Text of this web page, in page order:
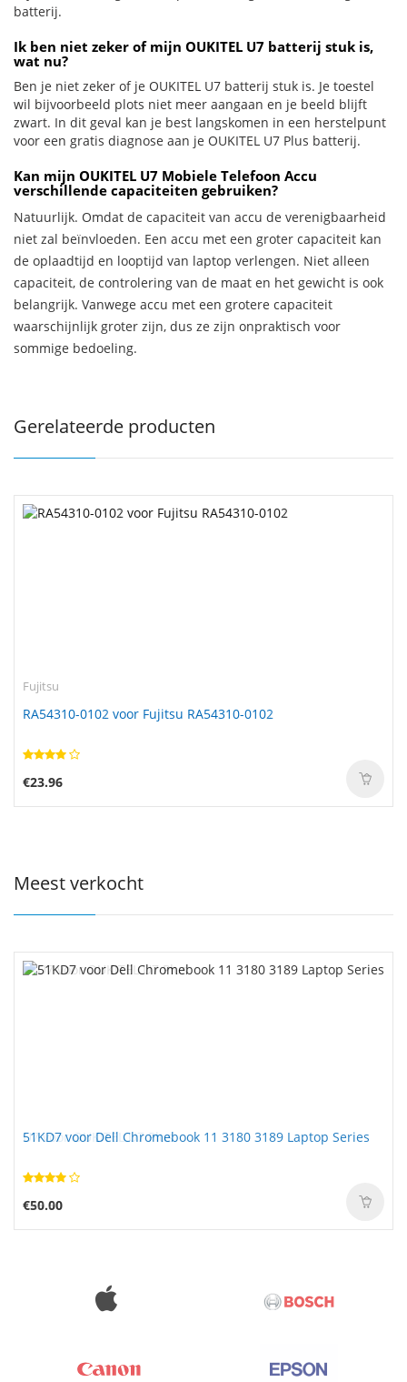
batterij.
Ik ben niet zeker of mijn OUKITEL U7 batterij stuk is,
wat nu?
Ben je niet zeker of je OUKITEL U7 batterij stuk is. Je toestel
wil bijvoorbeeld plots niet meer aangaan en je beeld blijft
zwart. In dit geval kan je best langskomen in een herstelpunt
voor een gratis diagnose aan je OUKITEL U7 Plus batterij.
Kan mijn OUKITEL U7 Mobiele Telefoon Accu
verschillende capaciteiten gebruiken?
Natuurlijk. Omdat de capaciteit van accu de verenigbaarheid
niet zal beïnvloeden. Een accu met een groter capaciteit kan
de oplaadtijd en looptijd van laptop verlengen. Niet alleen
capaciteit, de controlering van de maat en het gewicht is ook
belangrijk. Vanwege accu met een grotere capaciteit
waarschijnlijk groter zijn, dus ze zijn onpraktisch voor
sommige bedoeling.
Gerelateerde producten
Fujitsu
RA54310-0102 voor Fujitsu RA54310-0102
€23.96
Meest verkocht
51KD7 voor Dell Chromebook 11 3180 3189 Laptop Series
€50.00